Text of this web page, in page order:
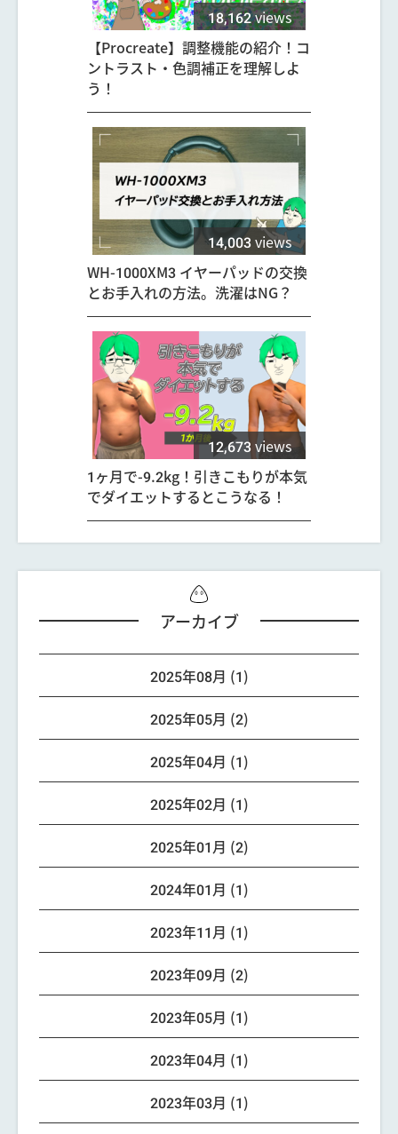
18,162views
【Procreate】調整機能の紹介！コ
ントラスト・色調補正を理解しよ
う！
14,003views
WH-1000XM3 イヤーパッドの交換
とお手入れの方法。洗濯はNG？
12,673views
1ヶ月で-9.2kg！引きこもりが本気
でダイエットするとこうなる！
アーカイブ
2025年08月 (1)
2025年05月 (2)
2025年04月 (1)
2025年02月 (1)
2025年01月 (2)
2024年01月 (1)
2023年11月 (1)
2023年09月 (2)
2023年05月 (1)
2023年04月 (1)
2023年03月 (1)